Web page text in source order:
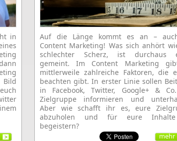
in
Auf die Länge kommt es an –
Content Marketing! Was sich anhört
schlechter Scherz, ist durchaus
gemeint. Im Content Marketing
mittlerweile zahlreiche Faktoren, die
beachten gibt. In erster Linie sollen
in Facebook, Twitter, Google+ &
Zielgruppe informieren und
Aber wie schafft ihr es, eure
abzuholen und für eure
begeistern?
mehr